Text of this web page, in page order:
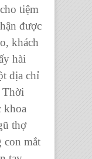
tiệm
được
khách
hài
địa chỉ
Thời
khoa
thợ
con mắt